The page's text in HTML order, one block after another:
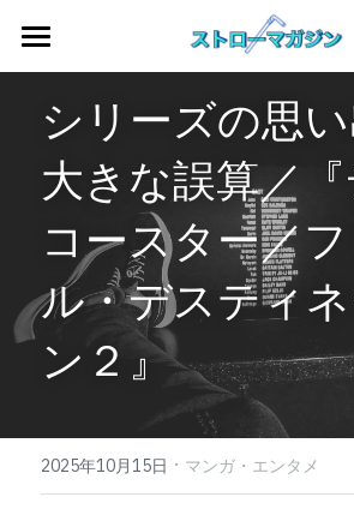
アート
サステナブル / ESG
教養・文化
エンタメ
ファッション
リカバリー/疲労回復
シリーズの思い
大きな誤算／
コースター／
ル・デスティ
ン２』
2025年10月15日 · マンガ・エンタメ
ストアカテゴリー
すべてのカテゴリー